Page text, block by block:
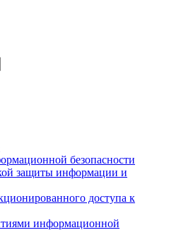
безопасности
защиты информации и
доступа к
информационной